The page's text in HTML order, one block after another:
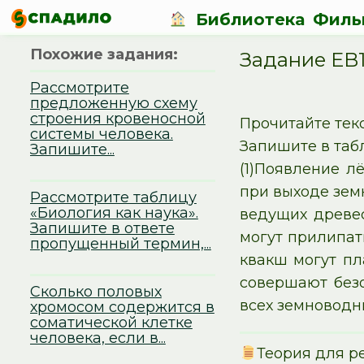
Библиотека
Задание
Прочитайте
Запишите в
(1)Появление
при выходе
ведущих
могут
квакш могут
совершают
всех
Теория для
Похожие задания:
Рассмотрите
предложенную схему
строения кровеносной
системы человека.
Запишите...
Рассмотрите таблицу
«Биология как наука».
Запишите в ответе
пропущенный термин,...
Сколько половых
хромосом содержится в
соматической клетке
человека, если в...